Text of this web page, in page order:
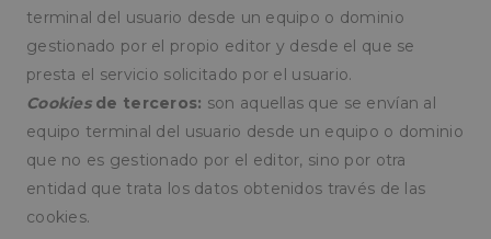
terminal del usuario desde un equipo o dominio
gestionado por el propio editor y desde el que se
presta el servicio solicitado por el usuario.
Cookies de terceros: son aquellas que se envían al
equipo terminal del usuario desde un equipo o dominio
que no es gestionado por el editor, sino por otra
entidad que trata los datos obtenidos través de las
cookies.